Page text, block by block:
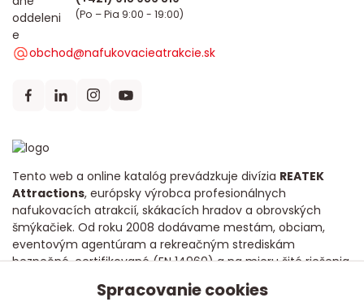
Tento web a online katalóg prevádzkuje divízia REATEK
Attractions, európsky výrobca profesionálnych
nafukovacích atrakcií, skákacích hradov a obrovských
šmýkačiek. Od roku 2008 dodávame mestám, obciam,
eventovým agentúram a rekreačným strediskám
bezpečné, certifikované (EN 14960) a na mieru šité riešenia
s dôrazom na dlhú životnosť a poctivú kvalitu.
(Po – Pia 9:00 - 19:00)
obchod@nafukovacieatrakcie.sk
Spracovanie cookies